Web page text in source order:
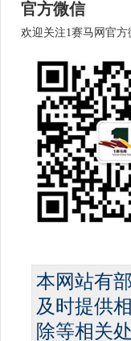
官方微信
欢迎关注1赛马网官方
本网站有
及时提供
除等相关处